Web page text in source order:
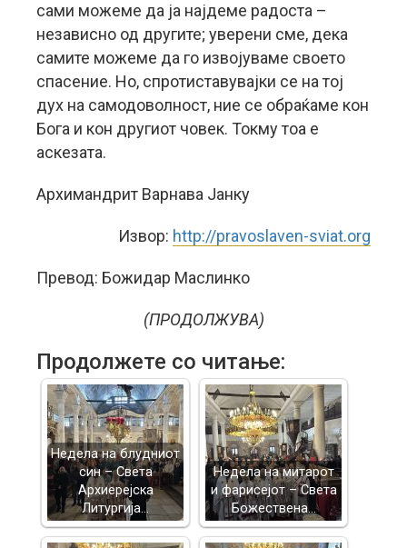
сами можеме да ја најдеме радоста –
независно од другите; уверени сме, дека
самите можеме да го извојуваме своето
спасение. Но, спротиставувајки се на тој
дух на самодоволност, ние се обраќаме кон
Бога и кон другиот човек. Токму тоа е
аскезата.
Архимандрит Варнава Јанку
Извор: http://pravoslaven-sviat.org
Превод: Божидар Маслинко
(ПРОДОЛЖУВА)
Продолжете со читање:
Недела на блудниот
син – Света
Архиерејска
Литургија…
Недела на митарот
и фарисејот – Светa
Божествена…